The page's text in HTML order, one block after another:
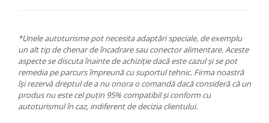
*Unele autoturisme pot necesita adaptări speciale, de exemplu
un alt tip de chenar de încadrare sau conector alimentare. Aceste
aspecte se discuta înainte de achiziție dacă este cazul și se pot
remedia pe parcurs împreună cu suportul tehnic. Firma noastră
își rezervă dreptul de a nu onora o comandă dacă consideră că un
produs nu este cel puțin 95% compatibil și conform cu
autoturismul în caz, indiferent de decizia clientului.